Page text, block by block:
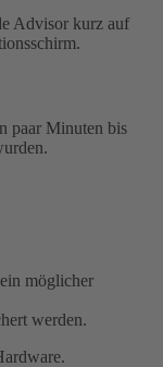
Advisor kurz auf
paar Minuten bis
möglicher
werden.